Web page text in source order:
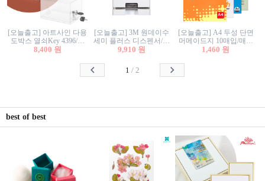
[오늘출고] 아트사인 다용
도박스 열쇠Key 4396/투
표함/건의함/모금함/응모
8,400 원
[오늘출고] 3M 원데이수
세미 플러스 디스펜서/소
프트수세미5매+강력수세
9,910 원
[오늘출고] A4 두성 단면
머메이드지 10매입/매직
터치/색지/색상지/색복사
칼라색지/고급복사지
1,460 원
1 / 2
best of best